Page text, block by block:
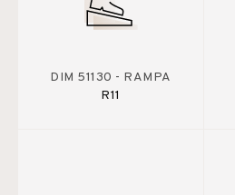
DIM 51130 - RAMPA
R11